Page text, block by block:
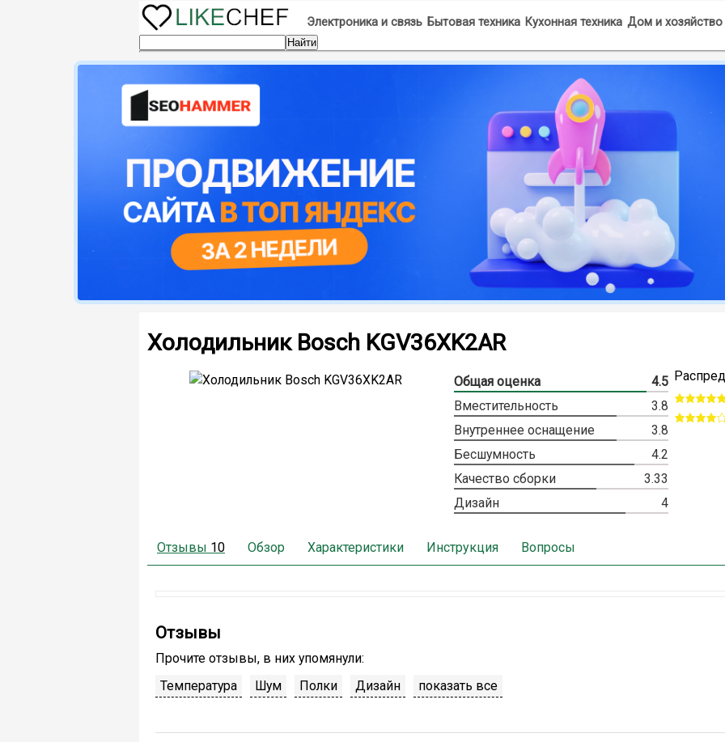
Электроника и связь Бытовая техника Кухонная техника Дом и хозяйство
Холодильник Bosch KGV36XK2AR
Общая оценка
4.5
Вместительность
3.8
Внутреннее оснащение
3.8
Бесшумность
4.2
Качество сборки
3.33
Дизайн
4
Отзывы 10 Обзор Характеристики Инструкция Вопросы
Отзывы
Прочите отзывы, в них упомянули:
Температура
Шум Полки Дизайн показать все